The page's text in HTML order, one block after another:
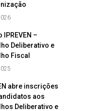
IPREVEN –
Deliberativo e
Fiscal
abre inscrições
aos
Deliberativo e